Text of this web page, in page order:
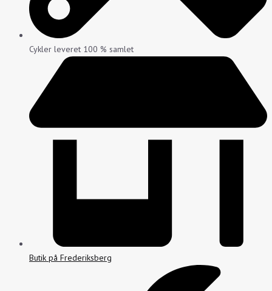
Cykler leveret 100 % samlet
Butik på Frederiksberg